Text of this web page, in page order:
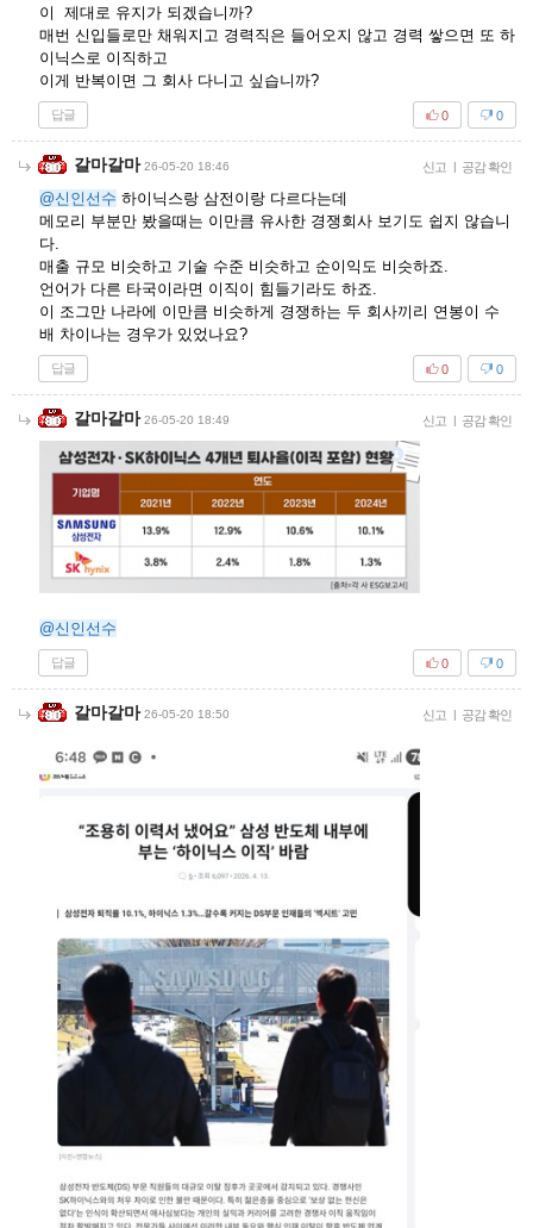
이 제대로 유지가 되겠습니까?
매번 신입들로만 채워지고 경력직은 들어오지 않고 경력 쌓으면 또 하
이닉스로 이직하고
이게 반복이면 그 회사 다니고 싶습니까?
답글 0
0
갈마갈마 26-05-20 18:46 신고 | 공감 확인
@신인선수 하이닉스랑 삼전이랑 다르다는데
메모리 부분만 봤을때는 이만큼 유사한 경쟁회사 보기도 쉽지 않습니
다.
매출 규모 비슷하고 기술 수준 비슷하고 순이익도 비슷하죠.
언어가 다른 타국이라면 이직이 힘들기라도 하죠.
이 조그만 나라에 이만큼 비슷하게 경쟁하는 두 회사끼리 연봉이 수
배 차이나는 경우가 있었나요?
답글 0
0
갈마갈마 26-05-20 18:49 신고 | 공감 확인
@신인선수
답글 0
0
갈마갈마 26-05-20 18:50 신고 | 공감 확인